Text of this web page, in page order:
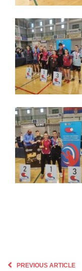
PREVIOUS ARTICLE